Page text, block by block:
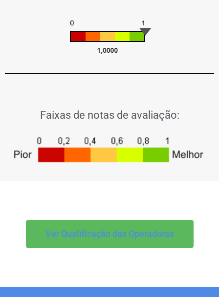
Faixas de notas de avaliação:
Ver Qualificação das Operadoras